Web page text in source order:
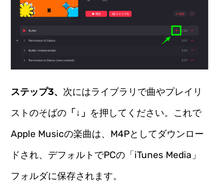
ステップ3、 次にはライブラリで曲やプレイリ
ストのそばの 「↓」 を押してください。これで
Apple Musicの楽曲は、M4Pとしてダウンロー
ドされ、デフォルトでPCの「iTunes Media」
フォルダに保存されます。